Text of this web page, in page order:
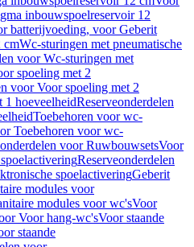
inbouwspoelreservoir 12
batterijvoeding, voor Geberit
cmWc-sturingen met pneumatische
voor Wc-sturingen met
spoeling met 2
voor Voor spoeling met 2
1 hoeveelheidReserveonderdelen
Toebehoren voor wc-
Toebehoren voor wc-
voor RuwbouwsetsVoor
Reserveonderdelen
spoelactiveringGeberit
modules voor
modules voor wc'sVoor
Voor hang-wc'sVoor staande
staande